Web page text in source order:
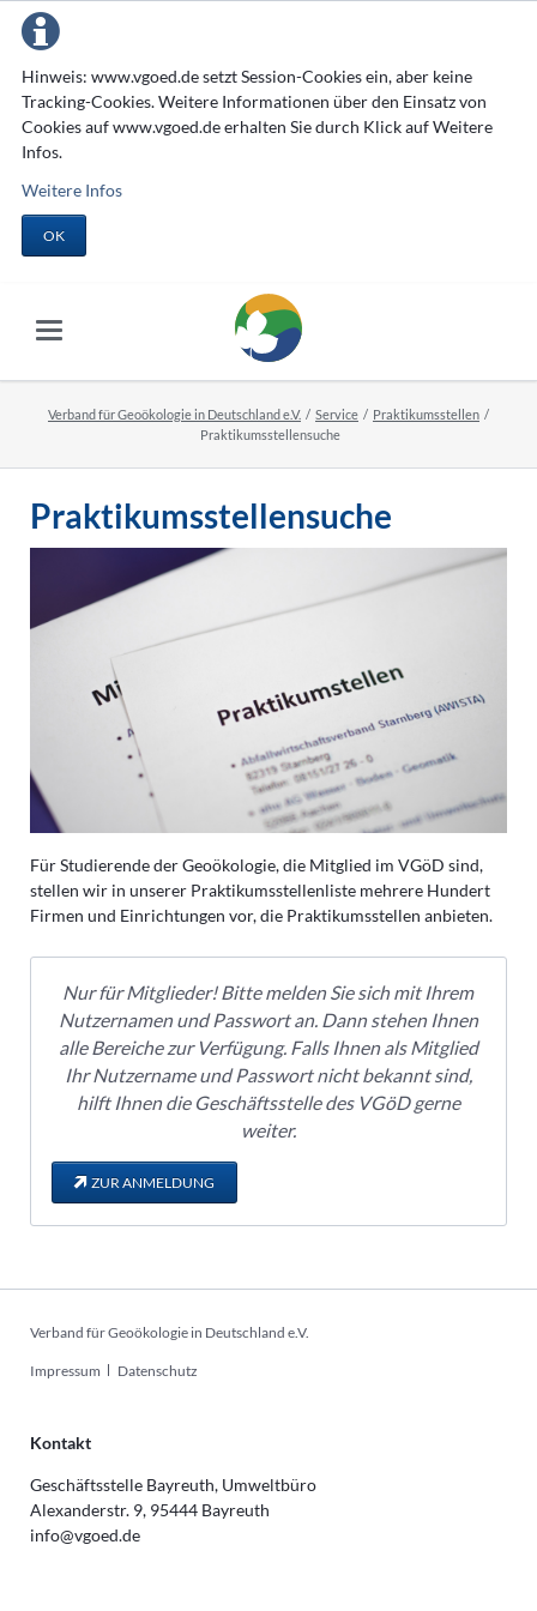
Hinweis: www.vgoed.de setzt Session-Cookies ein, aber keine
Tracking-Cookies. Weitere Informationen über den Einsatz von
Cookies auf www.vgoed.de erhalten Sie durch Klick auf Weitere
Infos.
Weitere Infos
OK
Verband für Geoökologie in Deutschland e.V. Service
Praktikumsstellen
Praktikumsstellensuche
Praktikumsstellensuche
Für Studierende der Geoökologie, die Mitglied im VGöD sind,
stellen wir in unserer Praktikumsstellenliste mehrere Hundert
Firmen und Einrichtungen vor, die Praktikumsstellen anbieten.
Nur für Mitglieder! Bitte melden Sie sich mit Ihrem
Nutzernamen und Passwort an. Dann stehen Ihnen
alle Bereiche zur Verfügung. Falls Ihnen als Mitglied
Ihr Nutzername und Passwort nicht bekannt sind,
hilft Ihnen die Geschäftsstelle des VGöD gerne
weiter.
ZUR ANMELDUNG
Verband für Geoökologie in Deutschland e.V.
Navigation
Impressum Datenschutz
Kontakt
Geschäftsstelle Bayreuth, Umweltbüro
Alexanderstr. 9, 95444 Bayreuth
info@vgoed.de